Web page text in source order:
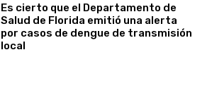
Es cierto que el Departamento de
Salud de Florida emitió una alerta
por casos de dengue de transmisión
local